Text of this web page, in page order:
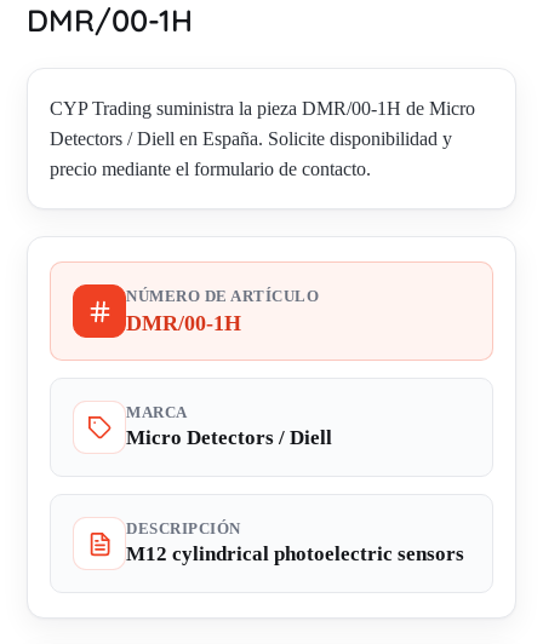
DMR/00-1H
CYP Trading suministra la pieza DMR/00-1H de Micro
Detectors / Diell en España. Solicite disponibilidad y
precio mediante el formulario de contacto.
NÚMERO DE ARTÍCULO
DMR/00-1H
MARCA
Micro Detectors / Diell
DESCRIPCIÓN
M12 cylindrical photoelectric sensors